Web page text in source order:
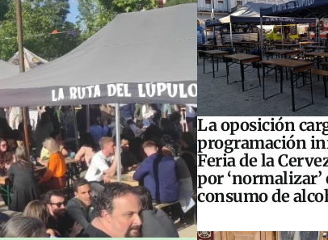
La oposición
programación
Feria de la
por ‘normalizar’
consumo de